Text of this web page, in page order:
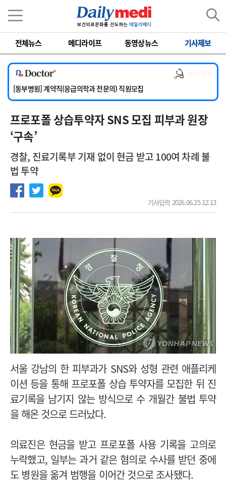
전체뉴스 메디라이프 동영상뉴스 기사제보
[서울아산병원] 2026년 하반기 인턴 모집
[영남대학교의료원] 마취통증의학과 임기제 임상의사 채용
[충남대학교병원] 소아청소년과(소아응급전담) 계약직 의사 공개채용
[동부병원] 계약직(응급의학과 전문의) 직원모집
[이대목동병원] 하반기 전공의(레지던트1년차) 모집
[서울아산병원] 2026년 하반기 인턴 모집
[영남대학교의료원] 마취통증의학과 임기제 임상의사 채용
프로포폴 상습투약자 SNS 모집 피부과 원장
‘구속’
경찰, 진료기록부 기재 없이 현금 받고 100여 차례 불
법 투약
기사입력 2026.06.25 12:13
서울 강남의 한 피부과가 SNS와 성형 관련 애플리케
이션 등을 통해 프로포폴 상습 투약자를 모집한 뒤 진
료기록을 남기지 않는 방식으로 수 개월간 불법 투약
을 해온 것으로 드러났다.
의료진은 현금을 받고 프로포폴 사용 기록을 고의로
누락했고, 일부는 과거 같은 혐의로 수사를 받던 중에
도 병원을 옮겨 범행을 이어간 것으로 조사됐다.